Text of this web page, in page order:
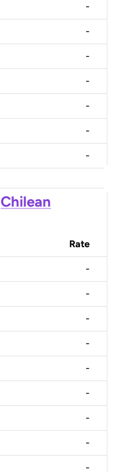
-
-
-
-
-
-
-
Chilean
Rate
-
-
-
-
-
-
-
-
-